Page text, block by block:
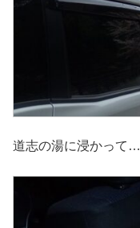
道志の湯に浸かって…